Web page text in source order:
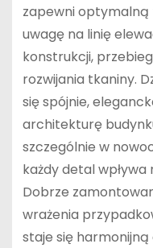
zapewni optymalną
uwagę na linię
konstrukcji,
rozwijania tkaniny.
się spójnie,
architekturę
szczególnie w
każdy detal wpływa
Dobrze
wrażenia
staje się